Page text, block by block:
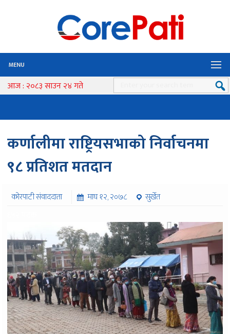
MENU
आज : २०८३ साउन २४ गते
कर्णालीमा राष्ट्रियसभाको निर्वाचनमा
९८ प्रतिशत मतदान
कोरपाटी संवाददाता माघ १२, २०७८
सुर्खेत